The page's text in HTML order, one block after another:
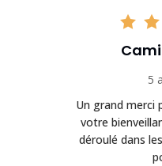
5
Un grand merci
votre
déroulé dans